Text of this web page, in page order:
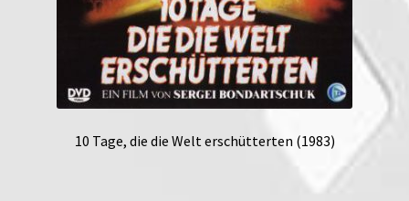
10 Tage, die die Welt erschütterten (1983)